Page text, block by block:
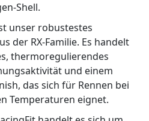
Shell.
unser robustestes
der RX-Familie. Es handelt
thermoregulierendes
und einem
das sich für Rennen bei
Temperaturen eignet.